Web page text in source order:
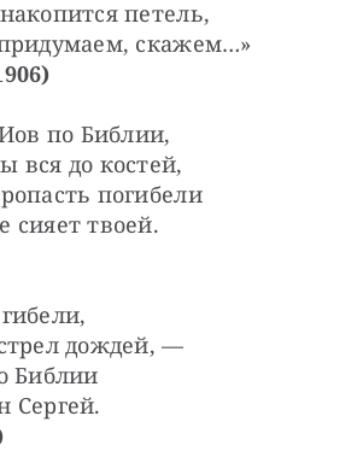
петель,
скажем…»
по Библии,
вся до костей,
погибели
сияет твоей.
дождей, —
Библии
Сергей.